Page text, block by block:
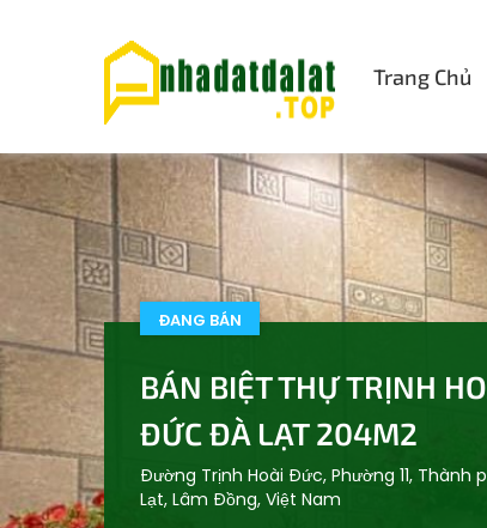
Trang Chủ
ĐANG BÁN
BÁN BIỆT THỰ TRỊNH
ĐỨC ĐÀ LẠT 204M2
Đường Trịnh Hoài Đức, Phường 11, Thành
Lạt, Lâm Đồng, Việt Nam